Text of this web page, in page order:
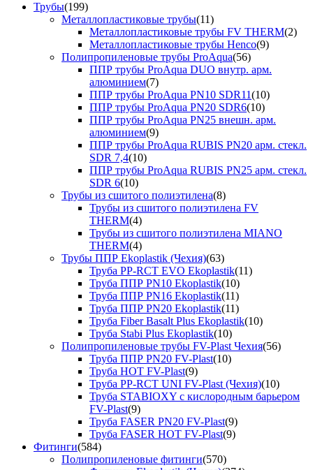
Трубы(199)
Металлопластиковые трубы(11)
Металлопластиковые трубы FV THERM(2)
Металлопластиковые трубы Henco(9)
Полипропиленовые трубы ProAqua(56)
ППР трубы ProAqua DUO внутр. арм.
алюминием(7)
ППР трубы ProAqua PN10 SDR11(10)
ППР трубы ProAqua PN20 SDR6(10)
ППР трубы ProAqua PN25 внешн. арм.
алюминием(9)
ППР трубы ProAqua RUBIS PN20 арм. стекл.
SDR 7,4(10)
ППР трубы ProAqua RUBIS PN25 арм. стекл.
SDR 6(10)
Трубы из сшитого полиэтилена(8)
Трубы из сшитого полиэтилена FV
THERM(4)
Трубы из сшитого полиэтилена MIANO
THERM(4)
Трубы ППР Ekoplastik (Чехия)(63)
Труба PP-RCT EVO Ekoplastik(11)
Труба ППР PN10 Ekoplastik(10)
Труба ППР PN16 Ekoplastik(11)
Труба ППР PN20 Ekoplastik(11)
Труба Fiber Basalt Plus Ekoplastik(10)
Труба Stabi Plus Ekoplastik(10)
Полипропиленовые трубы FV-Plast Чехия(56)
Труба ППР PN20 FV-Plast(10)
Труба HOT FV-Plast(9)
Труба PP-RCT UNI FV-Plast (Чехия)(10)
Труба STABIOXY с кислородным барьером
FV-Plast(9)
Труба FASER PN20 FV-Plast(9)
Труба FASER HOT FV-Plast(9)
Фитинги(584)
Полипропиленовые фитинги(570)